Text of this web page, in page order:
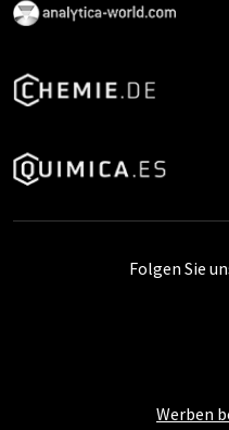
Werben
Folgen Sie